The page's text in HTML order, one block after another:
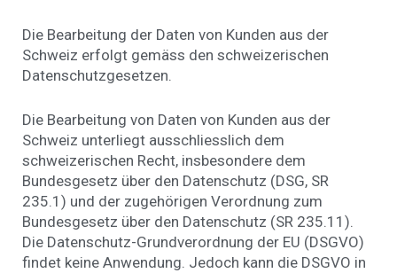
Die Bearbeitung der Daten von Kunden aus der
Schweiz erfolgt gemäss den schweizerischen
Datenschutzgesetzen.
Die Bearbeitung von Daten von Kunden aus der
Schweiz unterliegt ausschliesslich dem
schweizerischen Recht, insbesondere dem
Bundesgesetz über den Datenschutz (DSG, SR
235.1) und der zugehörigen Verordnung zum
Bundesgesetz über den Datenschutz (SR 235.11).
Die Datenschutz-Grundverordnung der EU (DSGVO)
findet keine Anwendung. Jedoch kann die DSGVO in